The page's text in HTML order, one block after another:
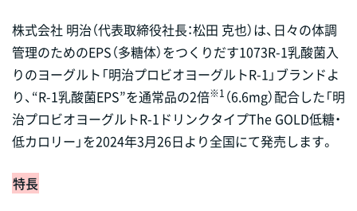
株式会社 明治（代表取締役社長：松田 克也）は、日々の体調
管理のためのEPS（多糖体）をつくりだす1073R-1乳酸菌入
りのヨーグルト「明治プロビオヨーグルトR-1」ブランドよ
り、“R-1乳酸菌EPS”を通常品の2倍※1 （6.6mg）配合した「明
治プロビオヨーグルトR-1ドリンクタイプThe GOLD低糖・
低カロリー」を2024年3月26日より全国にて発売します。
特長